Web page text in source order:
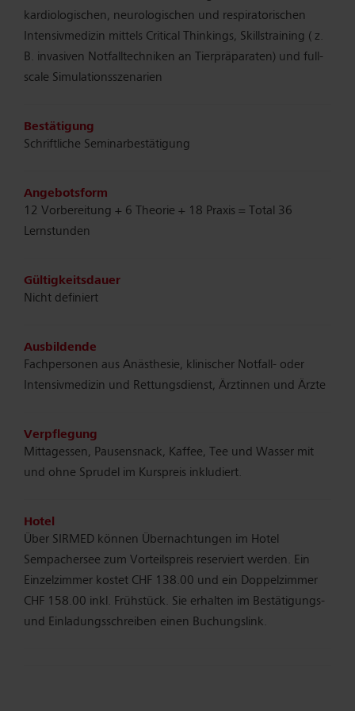
kardiologischen, neurologischen und respiratorischen
Intensivmedizin mittels Critical Thinkings, Skillstraining ( z.
B. invasiven Notfalltechniken an Tierpräparaten) und full-
scale Simulationsszenarien
Bestätigung
Schriftliche Seminarbestätigung
Angebotsform
12 Vorbereitung + 6 Theorie + 18 Praxis = Total 36
Lernstunden
Gültigkeitsdauer
Nicht definiert
Ausbildende
Fachpersonen aus Anästhesie, klinischer Notfall- oder
Intensivmedizin und Rettungsdienst, Ärztinnen und Ärzte
Verpflegung
Mittagessen, Pausensnack, Kaffee, Tee und Wasser mit
und ohne Sprudel im Kurspreis inkludiert.
Hotel
Über SIRMED können Übernachtungen im Hotel
Sempachersee zum Vorteilspreis reserviert werden. Ein
Einzelzimmer kostet CHF 138.00 und ein Doppelzimmer
CHF 158.00 inkl. Frühstück. Sie erhalten im Bestätigungs-
und Einladungsschreiben einen Buchungslink.